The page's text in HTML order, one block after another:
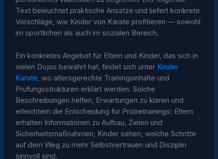
Text beleuchtet praktische Ansätze und liefert konkrete
Vorschläge, wie Kinder von Karate profitieren — sowohl
im sportlichen als auch im sozialen Bereich.
Ein konkretes Angebot für Eltern und Kinder, das sich in
vielen Dojos bewährt hat, findet sich unter Kinder
Karate, wo altersgerechte Trainingsinhalte und
Prüfungsstrukturen erklärt werden. Solche
Beschreibungen helfen, Erwartungen zu klären und
erleichtern die Entscheidung für Probetrainings: Eltern
erhalten Informationen zu Aufbau, Zielen und
Sicherheitsmaßnahmen, Kinder sehen, welche Schritte
auf dem Weg zu mehr Selbstvertrauen und Disziplin
sinnvoll sind.